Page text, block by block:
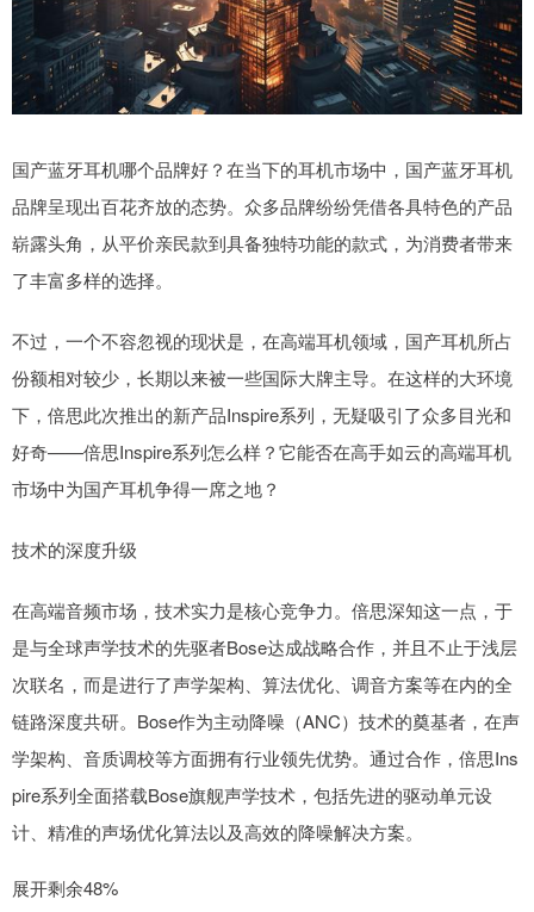
国产蓝牙耳机哪个品牌好？在当下的耳机市场中，国产蓝牙耳机
品牌呈现出百花齐放的态势。众多品牌纷纷凭借各具特色的产品
崭露头角，从平价亲民款到具备独特功能的款式，为消费者带来
了丰富多样的选择。
不过，一个不容忽视的现状是，在高端耳机领域，国产耳机所占
份额相对较少，长期以来被一些国际大牌主导。在这样的大环境
下，倍思此次推出的新产品Inspire系列，无疑吸引了众多目光和
好奇——倍思Inspire系列怎么样？它能否在高手如云的高端耳机
市场中为国产耳机争得一席之地？
技术的深度升级
在高端音频市场，技术实力是核心竞争力。倍思深知这一点，于
是与全球声学技术的先驱者Bose达成战略合作，并且不止于浅层
次联名，而是进行了声学架构、算法优化、调音方案等在内的全
链路深度共研。Bose作为主动降噪（ANC）技术的奠基者，在声
学架构、音质调校等方面拥有行业领先优势。通过合作，倍思Ins
pire系列全面搭载Bose旗舰声学技术，包括先进的驱动单元设
计、精准的声场优化算法以及高效的降噪解决方案。
展开剩余48%